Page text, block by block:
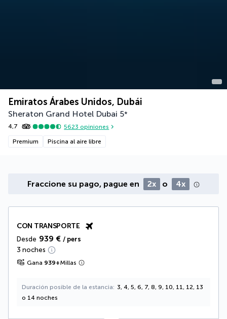
Emiratos Árabes Unidos, Dubái
Sheraton Grand Hotel Dubai 5*
4,7 5623 opiniones
Premium Piscina al aire libre
Fraccione su pago, pague en 2x o 4x
CON TRANSPORTE
Desde 939 € / pers
3 noches
Gana 939+Millas
Duración posible de la estancia
3, 4, 5, 6, 7, 8, 9, 10, 11, 12, 13
o 14 noches